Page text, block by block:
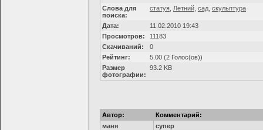
Слова для
поиска:
статуя Летний сад скульптура
Дата:
11.02.2010 19:43
Просмотров:
11183
Скачиваний:
0
Рейтинг:
5.00 (2 Голос(ов))
Размер
фотографии:
93.2 KB
Автор:
Комментарий:
маня
супер